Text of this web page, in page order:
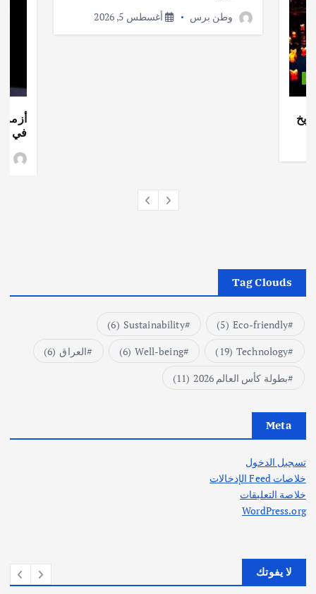
وطن برس أغسطس 5, 2026
أزمة
في
Tag Clouds
Eco-friendly
(5)
Sustainability
(6)
Technology
(19)
Well-being
(6) العراق (6)
بطولة كأس العالم 2026
(11)
Meta
تسجيل الدخول
خلاصات Feed الإدخالات
خلاصة التعليقات
WordPress.org
لا يفوتك